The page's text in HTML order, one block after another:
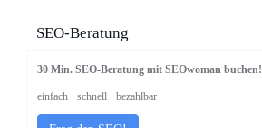
SEO-Beratung
30 Min. SEO-Beratung mit SEOwoman buchen!
einfach · schnell · bezahlbar